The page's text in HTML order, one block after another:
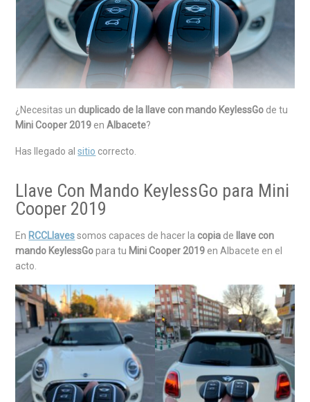
¿Necesitas un duplicado de la llave con mando KeylessGo de tu
Mini Cooper 2019 enAlbacete?
Has llegado alsitio correcto.
Llave Con Mando KeylessGo para Mini
Cooper 2019
En RCCLlavessomos capaces de hacer la copia de
llave con
mando KeylessGopara tu Mini Cooper 2019 en Albacete en el
acto.